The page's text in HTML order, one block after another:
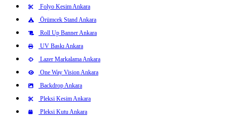
Folyo Kesim Ankara
Örümcek Stand Ankara
Roll Up Banner Ankara
UV Baskı Ankara
Lazer Markalama Ankara
One Way Vision Ankara
Backdrop Ankara
Pleksi Kesim Ankara
Pleksi Kutu Ankara